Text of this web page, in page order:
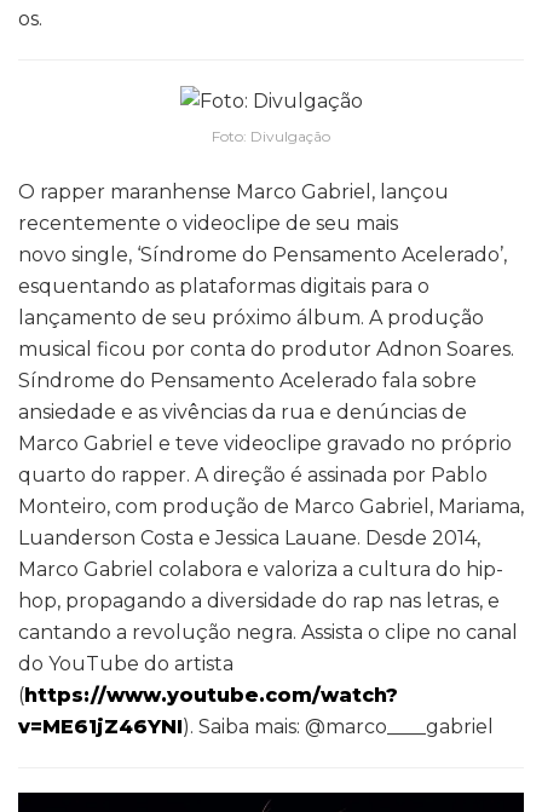
os.
Foto: Divulgação
O rapper maranhense Marco Gabriel, lançou
recentemente o videoclipe de seu mais
novo single, ‘Síndrome do Pensamento Acelerado’,
esquentando as plataformas digitais para o
lançamento de seu próximo álbum. A produção
musical ficou por conta do produtor Adnon Soares.
Síndrome do Pensamento Acelerado fala sobre
ansiedade e as vivências da rua e denúncias de
Marco Gabriel e teve videoclipe gravado no próprio
quarto do rapper. A direção é assinada por Pablo
Monteiro, com produção de Marco Gabriel, Mariama,
Luanderson Costa e Jessica Lauane. Desde 2014,
Marco Gabriel colabora e valoriza a cultura do hip-
hop, propagando a diversidade do rap nas letras, e
cantando a revolução negra. Assista o clipe no canal
do YouTube do artista
(https://www.youtube.com/watch?
v=ME61jZ46YNI). Saiba mais: @marco____gabriel